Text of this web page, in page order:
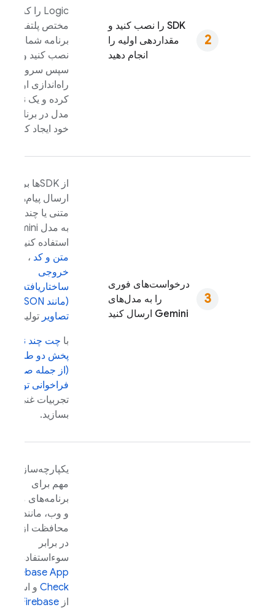
SDK را نصب کنید و
مقداردهی اولیه را
انجام دهید
Logic را که
مختص پلتفرم
برنامه شماست،
نصب کنید و
سپس سرویس را
راه‌اندازی اولیه
کرده و یک نمونه
مدل در برنامه
خود ایجاد کنید.
درخواست‌های فوری
را به مدل‌های
Gemini ارسال کنید
از SDKها برای
ارسال پیام‌های
متنی یا چندوجهی
به مدل Gemini
استفاده کنید تا
متن و کد ،
خروجی
ساختاریافته
(مانند JSON)
تصاویر تولید
با چت چند نوبته
پخش دو طرفه
(از جمله صدا)
فراخوانی توابع
تجربیات غنی‌تری
بسازید.
مهم برای
برنامه‌های موبایل
و وب، مانند
در برابر
سوءاستفاده با
Firebase App
Check و استفاده
از Firebase